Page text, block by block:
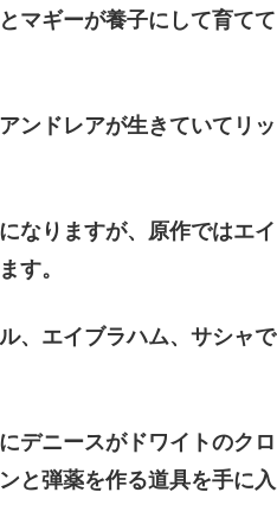
マギーが養子にして育てて
ンドレアが生きていてリッ
なりますが、原作ではエイ
す。
、エイブラハム、サシャで
デニースがドワイトのクロ
と弾薬を作る道具を手に入